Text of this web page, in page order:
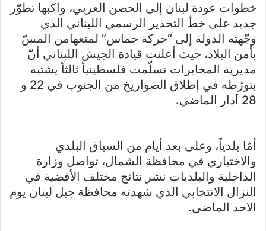
خطوات عودة لبنان إلى الحضن العربي، واكبها تطوّر
جديد على خطّ التحذير الرسمي اللبناني الذي
وجّهته الدولة إلى “حركة حماس” لمنعهامن المسّ
بأمن البلاد، حيث أعلنت قيادة الجيش اللبناني أنّ
مديرية المخابرات تسلّمت فلسطينياً ثالثاً يشتبه
بتورّطه في إطلاق الصواريخ من الجنوب في 22 و
28 آذار الماضي.
أمّا بلدياً، وعلى بعد أيام من السباق البلدي
والاختياري في محافظة الشمال، تواصل وزارة
الداخلية والبلديات نشر نتائج مختلف الأقضية في
النزال الانتخابي الذي شهدته محافظة جبل لبنان يوم
الاحد الماضي.